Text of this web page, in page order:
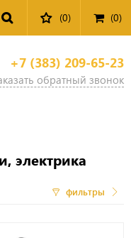
(0) (0)
+7 (383) 209-65-23
обратный звонок
электрика
фильтры